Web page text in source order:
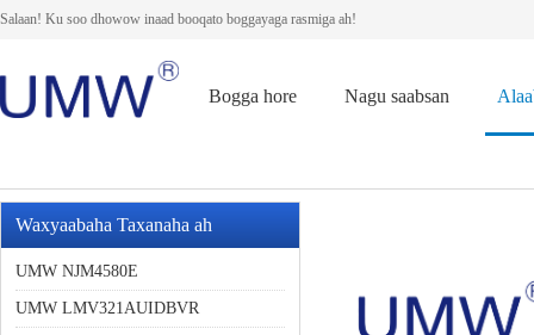
Salaan! Ku soo dhowow inaad booqato boggayaga rasmiga ah!
Bogga hore Nagu saabsan
Waxyaabaha Taxanaha ah
UMW NJM4580E
UMW LMV321AUIDBVR